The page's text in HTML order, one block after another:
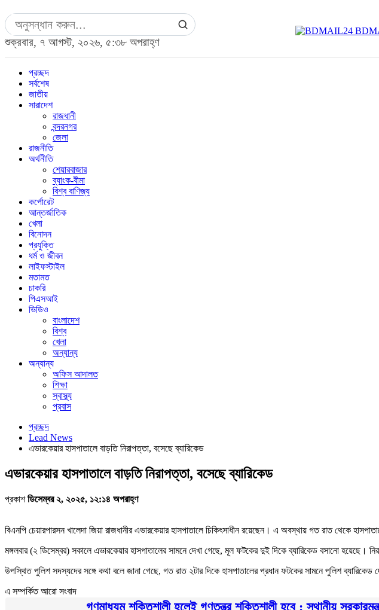
শুক্রবার, ৭ আগস্ট, ২০২৬, ৫:৩৮ অপরাহ্ণ
প্রচ্ছদ
সর্বশেষ
জাতীয়
সারাদেশ
রাজধানী
বন্দরনগর
জেলা
রাজনীতি
অর্থনীতি
শেয়ারবাজার
ব্যাংক-বীমা
বিশ্ব বাণিজ্য
কর্পোরেট
আন্তর্জাতিক
খেলা
বিনোদন
প্রযুক্তি
ধর্ম ও জীবন
লাইফস্টাইল
মতামত
চাকরি
পিএসআই
ভিডিও
বাংলাদেশ
বিশ্ব
খেলা
অন্যান্য
অন্যান্য
অফিস আদালত
শিক্ষা
স্বাস্থ্য
প্রবাস
প্রচ্ছদ
Lead News
এভারকেয়ার হাসপাতালে বাড়তি নিরাপত্তা, বসেছে ব্যারিকেড
এভারকেয়ার হাসপাতালে বাড়তি নিরাপত্তা, বসেছে ব্যারিকেড
প্রকাশডিসেম্বর ২, ২০২৫, ১২:১৪ অপরাহ্ণ
বিএনপি চেয়ারপারসন খালেদা জিয়া রাজধানীর এভারকেয়ার হাসপাতালে চিকিৎসাধীন রয়েছেন। এ অবস্থায় গত রাত থেকে
মঙ্গলবার (২ ডিসেম্বর) সকালে এভারকেয়ার হাসপাতালের সামনে দেখা গেছে, মূল ফটকের দুই দিকে ব্যারিকেড বসানো হয়েছে।
উপস্থিত পুলিশ সদস্যদের সঙ্গে কথা বলে জানা গেছে, গত রাত ২টার দিকে হাসপাতালের প্রধান ফটকের সামনে পুলিশ
এ সম্পর্কিত আরো সংবাদ
গণমাধ্যম শক্তিশালী হলেই গণতন্ত্র শক্তিশালী হবে : স্থানীয়